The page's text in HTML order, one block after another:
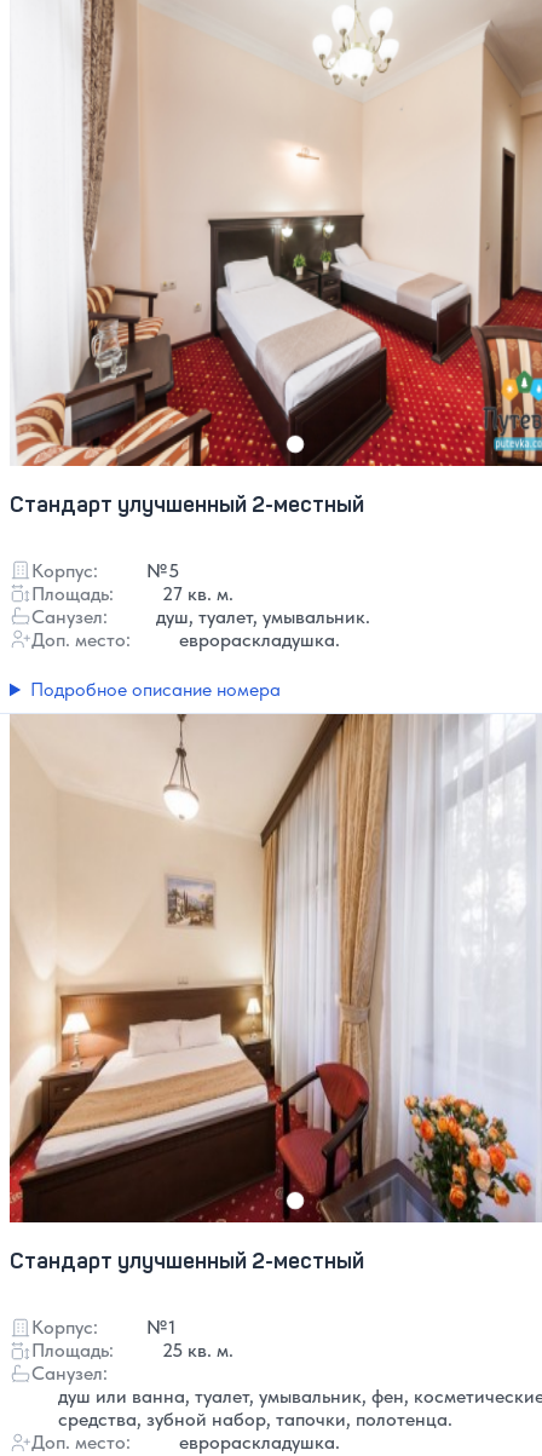
Стандарт улучшенный 2-местный
Корпус:
№5
Площадь:
27 кв. м.
Санузел:
душ, туалет, умывальник.
Доп. место:
еврораскладушка.
Подробное описание номера
Стандарт улучшенный 2-местный
Корпус:
№1
Площадь:
25 кв. м.
Санузел:
душ или ванна, туалет, умывальник, фен,
средства, зубной набор, тапочки, полотенца.
Доп. место:
еврораскладушка.